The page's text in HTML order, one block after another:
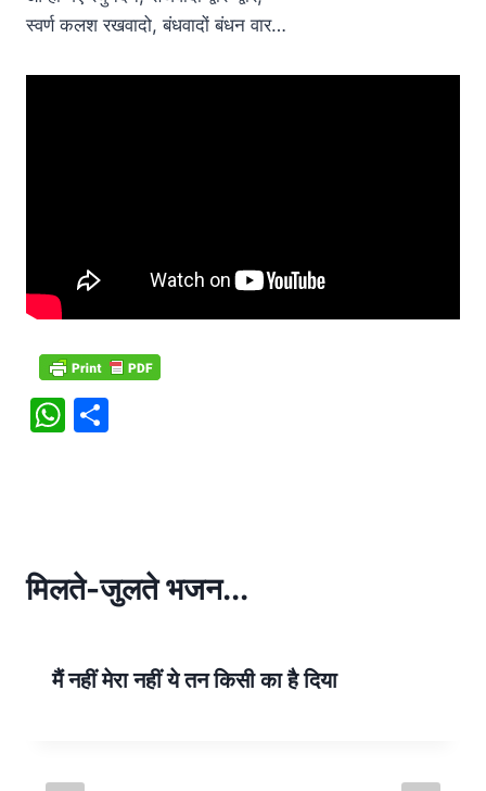
स्वर्ण कलश रखवादो, बंधवादों बंधन वार…
W
p
मिलते-जुलते भजन...
मैं नहीं मेरा नहीं ये तन किसी का है दिया